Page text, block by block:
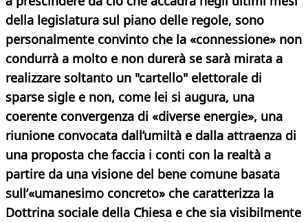
della legislatura sul piano delle regole, sono
personalmente convinto che la «connessione» non
condurrà a molto e non durerà se sarà mirata a
realizzare soltanto un "cartello" elettorale di
sparse sigle e non, come lei si augura, una
coerente convergenza di «diverse energie», una
riunione convocata dall’umiltà e dalla attraenza di
una proposta che faccia i conti con la realtà a
partire da una visione del bene comune basata
sull’«umanesimo concreto» che caratterizza la
Dottrina sociale della Chiesa e che sia visibilmente